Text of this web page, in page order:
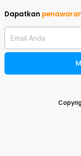
Dapatkan
Email Anda